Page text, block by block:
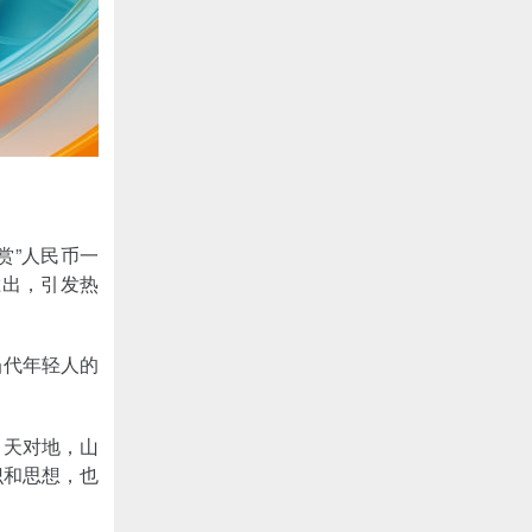
”人民币一
，引发热
年轻人的
对地，山
思想，也